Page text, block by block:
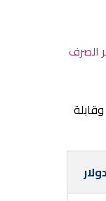
سعر الصرف